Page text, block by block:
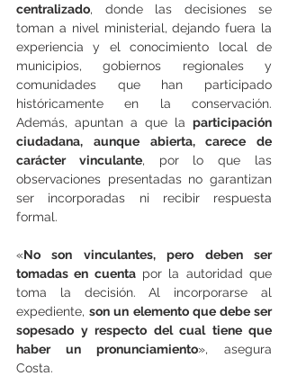
centralizado, donde las decisiones se
toman a nivel ministerial, dejando fuera la
experiencia y el conocimiento local de
municipios, gobiernos regionales y
comunidades que han participado
históricamente en la conservación.
Además, apuntan a que la participación
ciudadana, aunque abierta, carece de
carácter vinculante, por lo que las
observaciones presentadas no garantizan
ser incorporadas ni recibir respuesta
formal.
«No son vinculantes, pero deben ser
tomadas en cuenta por la autoridad que
toma la decisión. Al incorporarse al
expediente, son un elemento que debe ser
sopesado y respecto del cual tiene que
haber un pronunciamiento», asegura
Costa.